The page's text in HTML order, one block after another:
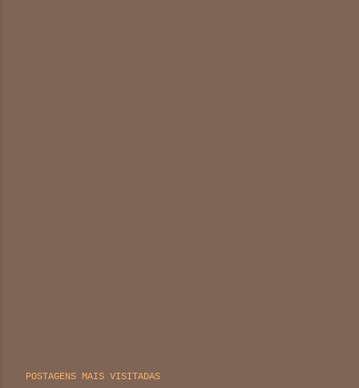
POSTAGENS MAIS VISITADAS